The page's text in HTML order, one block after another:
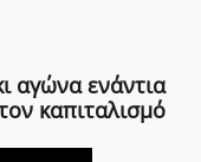
αγώνα ενάντια
καπιταλισμό